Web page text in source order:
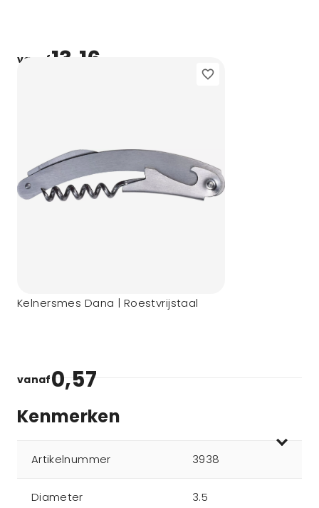
vanaf13,16
Kelnersmes Dana | Roestvrijstaal
vanaf0,57
Kenmerken
Artikelnummer 3938
Diameter 3.5